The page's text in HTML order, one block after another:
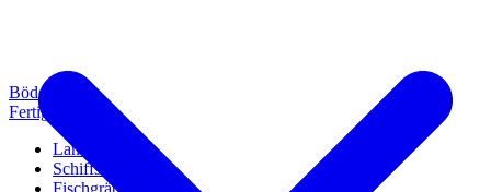
Böden
Fertigparkett
Landhausdiele
Schiffsboden
Fischgrät